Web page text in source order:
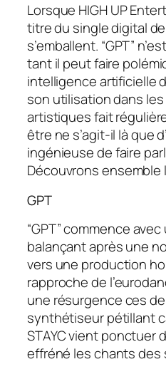
Lorsque HIGH UP
titre du single digital de
s’emballent. “GPT”
tant il peut faire
intelligence artificielle
son utilisation dans
artistiques fait
être ne s’agit-il là que
ingénieuse de faire
Découvrons ensemble
GPT
“GPT” commence
balançant après une
vers une production
rapproche de
une résurgence ces
synthétiseur pétillant
STAYC vient ponctuer
effréné les chants des